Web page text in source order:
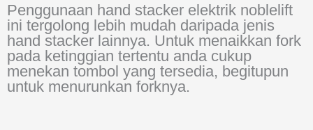
Penggunaan hand stacker elektrik noblelift
ini tergolong lebih mudah daripada jenis
hand stacker lainnya. Untuk menaikkan fork
pada ketinggian tertentu anda cukup
menekan tombol yang tersedia, begitupun
untuk menurunkan forknya.